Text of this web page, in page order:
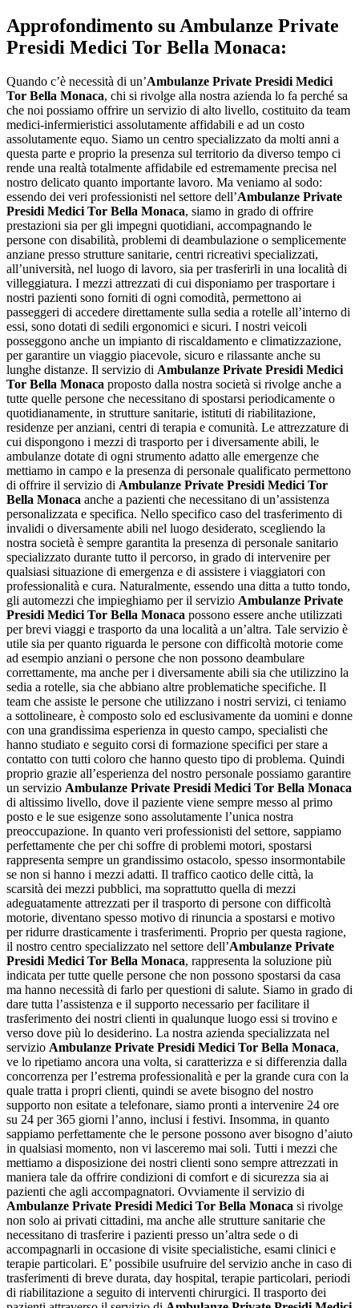
Approfondimento suAmbulanze Private
Presidi Medici Tor Bella Monaca:
Quando c’è necessità di un’Ambulanze Private Presidi Medici
Tor Bella Monaca, chi si rivolge alla nostra azienda lo fa perché sa
che noi possiamo offrire un servizio di alto livello, costituito da team
medici-infermieristici assolutamente affidabili e ad un costo
assolutamente equo. Siamo un centro specializzato da molti anni a
questa parte e proprio la presenza sul territorio da diverso tempo ci
rende una realtà totalmente affidabile ed estremamente precisa nel
nostro delicato quanto importante lavoro. Ma veniamo al sodo:
essendo dei veri professionisti nel settore dell’Ambulanze Private
Presidi Medici Tor Bella Monaca, siamo in grado di offrire
prestazioni sia per gli impegni quotidiani, accompagnando le
persone con disabilità, problemi di deambulazione o semplicemente
anziane presso strutture sanitarie, centri ricreativi specializzati,
all’università, nel luogo di lavoro, sia per trasferirli in una località di
villeggiatura. I mezzi attrezzati di cui disponiamo per trasportare i
nostri pazienti sono forniti di ogni comodità, permettono ai
passeggeri di accedere direttamente sulla sedia a rotelle all’interno di
essi, sono dotati di sedili ergonomici e sicuri. I nostri veicoli
posseggono anche un impianto di riscaldamento e climatizzazione,
per garantire un viaggio piacevole, sicuro e rilassante anche su
lunghe distanze. Il servizio di Ambulanze Private Presidi Medici
Tor Bella Monaca proposto dalla nostra società si rivolge anche a
tutte quelle persone che necessitano di spostarsi periodicamente o
quotidianamente, in strutture sanitarie, istituti di riabilitazione,
residenze per anziani, centri di terapia e comunità. Le attrezzature di
cui dispongono i mezzi di trasporto per i diversamente abili, le
ambulanze dotate di ogni strumento adatto alle emergenze che
mettiamo in campo e la presenza di personale qualificato permettono
di offrire il servizio di Ambulanze Private Presidi Medici Tor
Bella Monaca anche a pazienti che necessitano di un’assistenza
personalizzata e specifica. Nello specifico caso del trasferimento di
invalidi o diversamente abili nel luogo desiderato, scegliendo la
nostra società è sempre garantita la presenza di personale sanitario
specializzato durante tutto il percorso, in grado di intervenire per
qualsiasi situazione di emergenza e di assistere i viaggiatori con
professionalità e cura. Naturalmente, essendo una ditta a tutto tondo,
gli automezzi che impieghiamo per il servizio Ambulanze Private
Presidi Medici Tor Bella Monaca possono essere anche utilizzati
per brevi viaggi e trasporto da una località a un’altra. Tale servizio è
utile sia per quanto riguarda le persone con difficoltà motorie come
ad esempio anziani o persone che non possono deambulare
correttamente, ma anche per i diversamente abili sia che utilizzino la
sedia a rotelle, sia che abbiano altre problematiche specifiche. Il
team che assiste le persone che utilizzano i nostri servizi, ci teniamo
a sottolineare, è composto solo ed esclusivamente da uomini e donne
con una grandissima esperienza in questo campo, specialisti che
hanno studiato e seguito corsi di formazione specifici per stare a
contatto con tutti coloro che hanno questo tipo di problema. Quindi
proprio grazie all’esperienza del nostro personale possiamo garantire
un servizio Ambulanze Private Presidi Medici Tor Bella Monaca
di altissimo livello, dove il paziente viene sempre messo al primo
posto e le sue esigenze sono assolutamente l’unica nostra
preoccupazione. In quanto veri professionisti del settore, sappiamo
perfettamente che per chi soffre di problemi motori, spostarsi
rappresenta sempre un grandissimo ostacolo, spesso insormontabile
se non si hanno i mezzi adatti. Il traffico caotico delle città, la
scarsità dei mezzi pubblici, ma soprattutto quella di mezzi
adeguatamente attrezzati per il trasporto di persone con difficoltà
motorie, diventano spesso motivo di rinuncia a spostarsi e motivo
per ridurre drasticamente i trasferimenti. Proprio per questa ragione,
il nostro centro specializzato nel settore dell’Ambulanze Private
Presidi Medici Tor Bella Monaca, rappresenta la soluzione più
indicata per tutte quelle persone che non possono spostarsi da casa
ma hanno necessità di farlo per questioni di salute. Siamo in grado di
dare tutta l’assistenza e il supporto necessario per facilitare il
trasferimento dei nostri clienti in qualunque luogo essi si trovino e
verso dove più lo desiderino. La nostra azienda specializzata nel
servizio Ambulanze Private Presidi Medici Tor Bella Monaca,
ve lo ripetiamo ancora una volta, si caratterizza e si differenzia dalla
concorrenza per l’estrema professionalità e per la grande cura con la
quale tratta i propri clienti, quindi se avete bisogno del nostro
supporto non esitate a telefonare, siamo pronti a intervenire 24 ore
su 24 per 365 giorni l’anno, inclusi i festivi. Insomma, in quanto
sappiamo perfettamente che le persone possono aver bisogno d’aiuto
in qualsiasi momento, non vi lasceremo mai soli. Tutti i mezzi che
mettiamo a disposizione dei nostri clienti sono sempre attrezzati in
maniera tale da offrire condizioni di comfort e di sicurezza sia ai
pazienti che agli accompagnatori. Ovviamente il servizio di
Ambulanze Private Presidi Medici Tor Bella Monaca si rivolge
non solo ai privati cittadini, ma anche alle strutture sanitarie che
necessitano di trasferire i pazienti presso un’altra sede o di
accompagnarli in occasione di visite specialistiche, esami clinici e
terapie particolari. E’ possibile usufruire del servizio anche in caso di
trasferimenti di breve durata, day hospital, terapie particolari, periodi
di riabilitazione a seguito di interventi chirurgici. Il trasporto dei